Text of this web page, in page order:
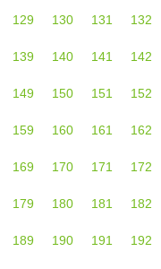
129 130 131 132
139 140 141 142
149 150 151 152
159 160 161 162
169 170 171 172
179 180 181 182
189 190 191 192